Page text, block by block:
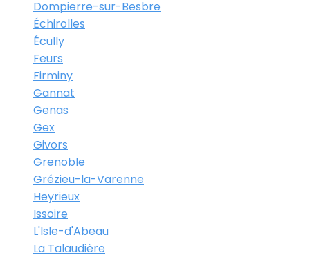
Dompierre-sur-Besbre
Échirolles
Écully
Feurs
Firminy
Gannat
Genas
Gex
Givors
Grenoble
Grézieu-la-Varenne
Heyrieux
Issoire
L'Isle-d'Abeau
La Talaudière